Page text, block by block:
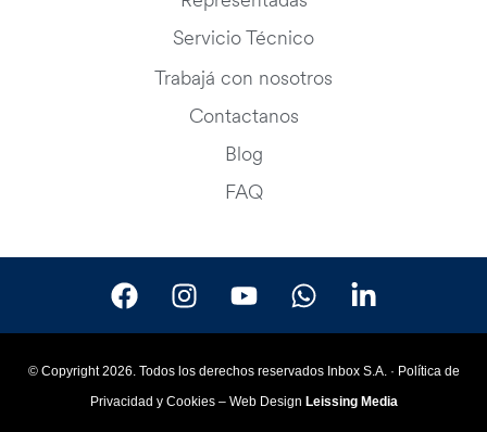
Servicio Técnico
Trabajá con nosotros
Contactanos
Blog
FAQ
© Copyright 2026. Todos los derechos reservados Inbox S.A. · Política de
Privacidad y Cookies– Web Design Leissing Media